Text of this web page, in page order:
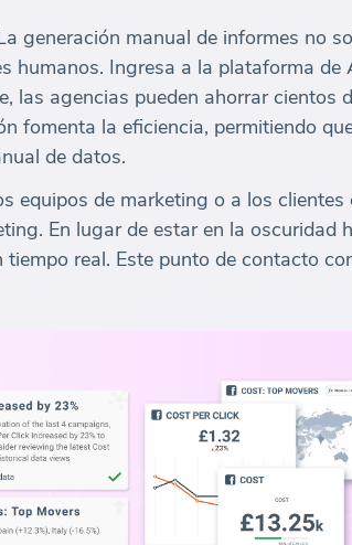
generación manual de informes no
humanos. Ingresa a la plataforma de
las agencias pueden ahorrar cientos
fomenta la eficiencia, permitiendo
de datos.
equipos de marketing o a los clientes
En lugar de estar en la oscuridad
real. Este punto de contacto